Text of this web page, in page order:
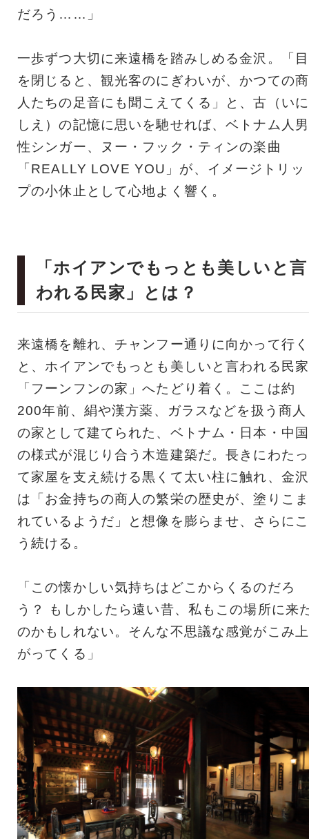
だろう……」
一歩ずつ大切に来遠橋を踏みしめる金沢。「目
を閉じると、観光客のにぎわいが、かつての商
人たちの足音にも聞こえてくる」と、古（いに
しえ）の記憶に思いを馳せれば、ベトナム人男
性シンガー、ヌー・フック・ティンの楽曲
「REALLY LOVE YOU」が、イメージトリッ
プの小休止として心地よく響く。
「ホイアンでもっとも美しいと言
われる民家」とは？
来遠橋を離れ、チャンフー通りに向かって行く
と、ホイアンでもっとも美しいと言われる民家
「フーンフンの家」へたどり着く。ここは約
200年前、絹や漢方薬、ガラスなどを扱う商人
の家として建てられた、ベトナム・日本・中国
の様式が混じり合う木造建築だ。長きにわたっ
て家屋を支え続ける黒くて太い柱に触れ、金沢
は「お金持ちの商人の繁栄の歴史が、塗りこま
れているようだ」と想像を膨らませ、さらにこ
う続ける。
「この懐かしい気持ちはどこからくるのだろ
う？ もしかしたら遠い昔、私もこの場所に来
のかもしれない。そんな不思議な感覚がこみ上
がってくる」